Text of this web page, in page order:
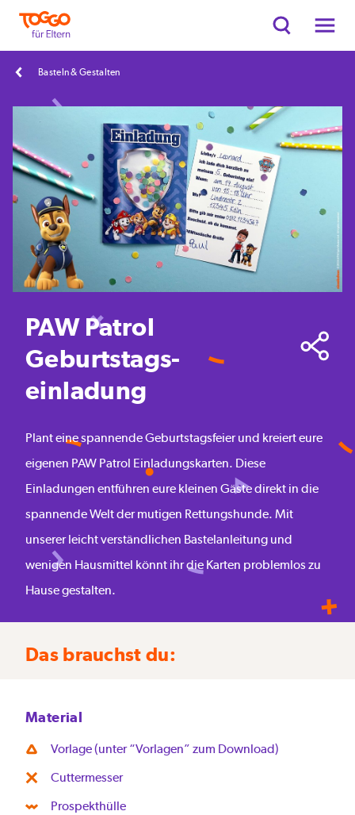
Basteln & Gestalten
PAW Patrol
Geburtstags-
einladung
Plant eine spannende Geburtstagsfeier und kreiert eure
eigenen PAW Patrol Einladungskarten. Diese
Einladungen entführen eure kleinen Gäste direkt in die
spannende Welt der mutigen Rettungshunde. Mit
unserer leicht verständlichen Bastelanleitung und
wenigen Hausmittel könnt ihr die Karten problemlos zu
Hause gestalten.
Das brauchst du:
Material
Vorlage (unter “Vorlagen” zum Download)
Cuttermesser
Prospekthülle